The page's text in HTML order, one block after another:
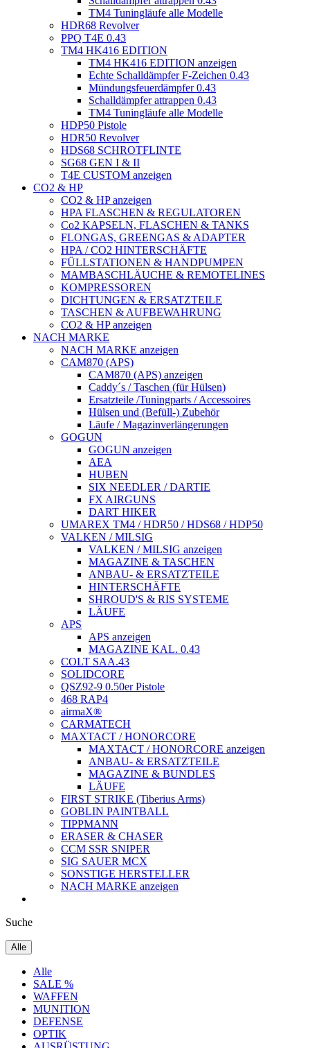
TM4 Tuningläufe alle Modelle
HDR68 Revolver
PPQ T4E 0.43
TM4 HK416 EDITION
TM4 HK416 EDITION anzeigen
Echte Schalldämpfer F-Zeichen 0.43
Mündungsfeuerdämpfer 0.43
Schalldämpfer attrappen 0.43
TM4 Tuningläufe alle Modelle
HDP50 Pistole
HDR50 Revolver
HDS68 SCHROTFLINTE
SG68 GEN I & II
T4E CUSTOM anzeigen
CO2 & HP
CO2 & HP anzeigen
HPA FLASCHEN & REGULATOREN
Co2 KAPSELN, FLASCHEN & TANKS
FLONGAS, GREENGAS & ADAPTER
HPA / CO2 HINTERSCHÄFTE
FÜLLSTATIONEN & HANDPUMPEN
MAMBASCHLÄUCHE & REMOTELINES
KOMPRESSOREN
DICHTUNGEN & ERSATZTEILE
TASCHEN & AUFBEWAHRUNG
CO2 & HP anzeigen
NACH MARKE
NACH MARKE anzeigen
CAM870 (APS)
CAM870 (APS) anzeigen
Caddy´s / Taschen (für Hülsen)
Ersatzteile /Tuningparts / Accessoires
Hülsen und (Befüll-) Zubehör
Läufe / Magazinverlängerungen
GOGUN
GOGUN anzeigen
AEA
HUBEN
SIX NEEDLER / DARTIE
FX AIRGUNS
DART HIKER
UMAREX TM4 / HDR50 / HDS68 / HDP50
VALKEN / MILSIG
VALKEN / MILSIG anzeigen
MAGAZINE & TASCHEN
ANBAU- & ERSATZTEILE
HINTERSCHÄFTE
SHROUD'S & RIS SYSTEME
LÄUFE
APS
APS anzeigen
MAGAZINE KAL. 0.43
COLT SAA.43
SOLIDCORE
QSZ92-9 0.50er Pistole
468 RAP4
airmaX®
CARMATECH
MAXTACT / HONORCORE
MAXTACT / HONORCORE anzeigen
ANBAU- & ERSATZTEILE
MAGAZINE & BUNDLES
LÄUFE
FIRST STRIKE (Tiberius Arms)
GOBLIN PAINTBALL
TIPPMANN
ERASER & CHASER
CCM SSR SNIPER
SIG SAUER MCX
SONSTIGE HERSTELLER
NACH MARKE anzeigen
Suche
Alle
Alle
SALE %
WAFFEN
MUNITION
DEFENSE
OPTIK